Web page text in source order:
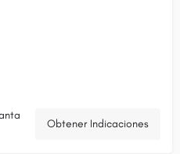
Obtener Indicaciones